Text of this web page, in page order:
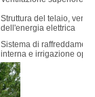
Struttura del telaio,
dell'energia elettrica
Sistema di
interna e irrigazione